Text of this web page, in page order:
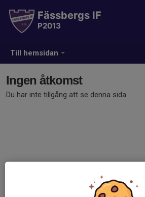
Till hemsidan
Fässbergs IF
P2013
Ingen åtkomst
Du har inte tillgång att se denna sida.